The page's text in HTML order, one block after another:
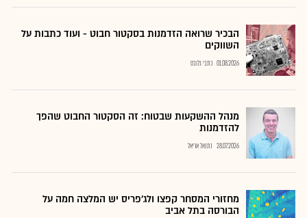
הבכיר שרואה הזדמנות בסקטור חבוט - ועוד כתבות על
השווקים
01.08.2026 כתבי גלובס
מנהל ההשקעות שבטוח: זה הסקטור החבוט שהפך
להזדמנות
28.07.2026 נתנאל אריאל
מחזורי המסחר קפצו ולג'פריס יש המלצה חמה על
הבורסה בתל אביב